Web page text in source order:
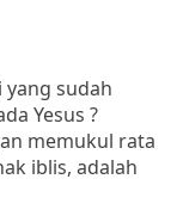
yang sudah
Yesus ?
memukul rata
iblis, adalah